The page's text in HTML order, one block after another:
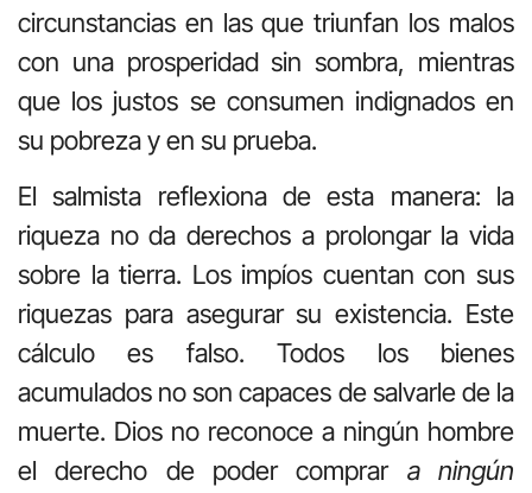
circunstancias en las que triunfan los malos
con una prosperidad sin sombra, mientras
que los justos se consumen indignados en
su pobreza y en su prueba.
El salmista reflexiona de esta manera: la
riqueza no da derechos a prolongar la vida
sobre la tierra. Los impíos cuentan con sus
riquezas para asegurar su existencia. Este
cálculo es falso. Todos los bienes
acumulados no son capaces de salvarle de la
muerte. Dios no reconoce a ningún hombre
el derecho de poder comprar a ningún